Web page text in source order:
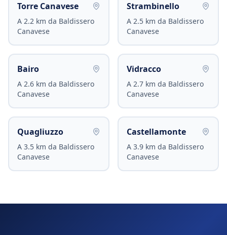
Torre Canavese
A 2.2 km da Baldissero
Canavese
Strambinello
A 2.5 km da Baldissero
Canavese
Bairo
A 2.6 km da Baldissero
Canavese
Vidracco
A 2.7 km da Baldissero
Canavese
Quagliuzzo
A 3.5 km da Baldissero
Canavese
Castellamonte
A 3.9 km da Baldissero
Canavese